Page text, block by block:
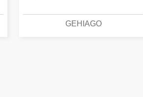
GEHIAGO